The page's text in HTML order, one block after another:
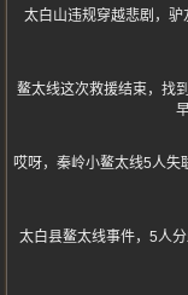
太白山违规穿越悲剧，
鳌太线这次救援结束，找
哎呀，秦岭小鳌太线5人失
太白县鳌太线事件，5人